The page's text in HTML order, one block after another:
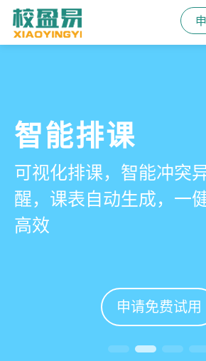
管学校，用校
培训机构教
统
有效提升运营管理效率
申请免费试用
智能排课
可视化排课，智能冲突
醒，课表自动生成，一
高效
申请免费试用
课时统计
学员签到同步扣减课时
自动统计、汇总，数据
皮
申请免费试用
家校互动
一部手机链接教师、学
通互动零距离，服务贴
费
申请免费试用